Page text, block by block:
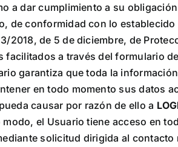
a dar cumplimiento a su
de conformidad con lo
2018, de 5 de diciembre, de
facilitados a través del formulario
garantiza que toda la
en todo momento sus
causar por razón de ello a
el Usuario tiene acceso en
solicitud dirigida al